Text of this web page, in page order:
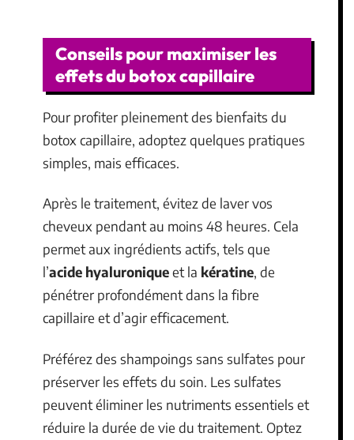
Conseils pour maximiser les
effets du botox capillaire
Pour profiter pleinement des bienfaits du
botox capillaire, adoptez quelques pratiques
simples, mais efficaces.
Après le traitement, évitez de laver vos
cheveux pendant au moins 48 heures. Cela
permet aux ingrédients actifs, tels que
l’acide hyaluroniqueet la kératine, de
pénétrer profondément dans la fibre
capillaire et d’agir efficacement.
Préférez des shampoings sans sulfates pour
préserver les effets du soin. Les sulfates
peuvent éliminer les nutriments essentiels et
réduire la durée de vie du traitement. Optez